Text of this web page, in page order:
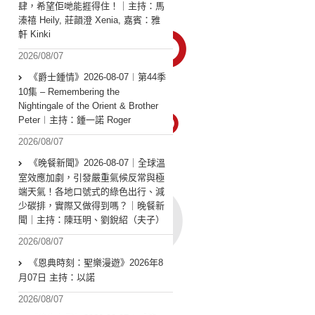
肆，希望佢哋能捱得住！｜主持：馬
溱禧 Heily, 莊韻澄 Xenia, 嘉賓：雅
軒 Kinki
2026/08/07
《爵士鍾情》2026-08-07︱第44季
10集 – Remembering the
Nightingale of the Orient & Brother
Peter︱主持：鍾一諾 Roger
2026/08/07
《晚餐新聞》2026-08-07｜全球溫
室效應加劇，引發嚴重氣候反常與極
端天氣！各地口號式的綠色出行、減
少碳排，實際又做得到嗎？｜晚餐新
聞｜主持：陳珏明、劉銳紹（夫子）
2026/08/07
《恩典時刻：聖樂漫遊》2026年8
月07日 主持：以諾
2026/08/07